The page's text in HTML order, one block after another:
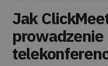
Jak
prowadzenie